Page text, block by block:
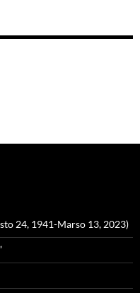
24, 1941-Marso 13, 2023)